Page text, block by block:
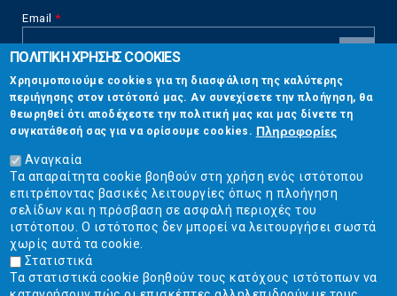
Email *
CAPTCHA
This
question is
for testing
whether or
not you are a
human visitor
and to
prevent
automated
spam
submissions.
5+2
Επικοινωνία
Στουρνάρη 17, Αθήνα 10683
2103304444
info@ekpizo.gr
www.ekpizo.gr
Δευ - Πεμ:10:00 πμ - 2:00 μμ
ΠΟΛΙΤΙΚΗ ΧΡΗΣΗΣ COOKIES
Χρησιμοποιούμε cookies για τη διασφάλιση της καλύτερης
περιήγησης στον ιστότοπό μας. Αν συνεχίσετε την πλοήγηση, θα
θεωρηθεί ότι αποδέχεστε την πολιτική μας και μας δίνετε τη
συγκατάθεσή σας για να ορίσουμε cookies. Πληροφορίες
Αναγκαία
Τα απαραίτητα cookie βοηθούν στη χρήση ενός ιστότοπου
επιτρέποντας βασικές λειτουργίες όπως η πλοήγηση
σελίδων και η πρόσβαση σε ασφαλή περιοχές του
ιστότοπου. Ο ιστότοπος δεν μπορεί να λειτουργήσει σωστά
χωρίς αυτά τα cookie.
Στατιστικά
Τα στατιστικά cookie βοηθούν τους κατόχους ιστότοπων να